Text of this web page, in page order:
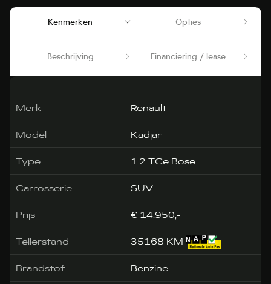
Kenmerken Opties
Beschrijving Financiering / lease
Merk Renault
Model Kadjar
Type 1.2 TCe Bose
Carrosserie SUV
Prijs € 14.950,-
Tellerstand 35168 KM
Brandstof Benzine